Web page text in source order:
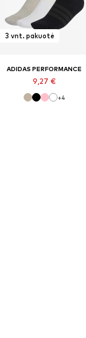
3 vnt. pakuotė
ADIDAS PERFORMANCE
9,27 €
+4